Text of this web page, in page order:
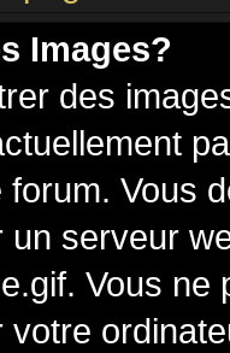
Images?
des
Vous
serveur
Vous
votre